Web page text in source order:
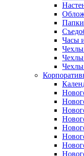
Папки
Часы
Чехлы
Чехлы
Чехлы